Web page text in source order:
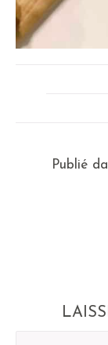
Publié